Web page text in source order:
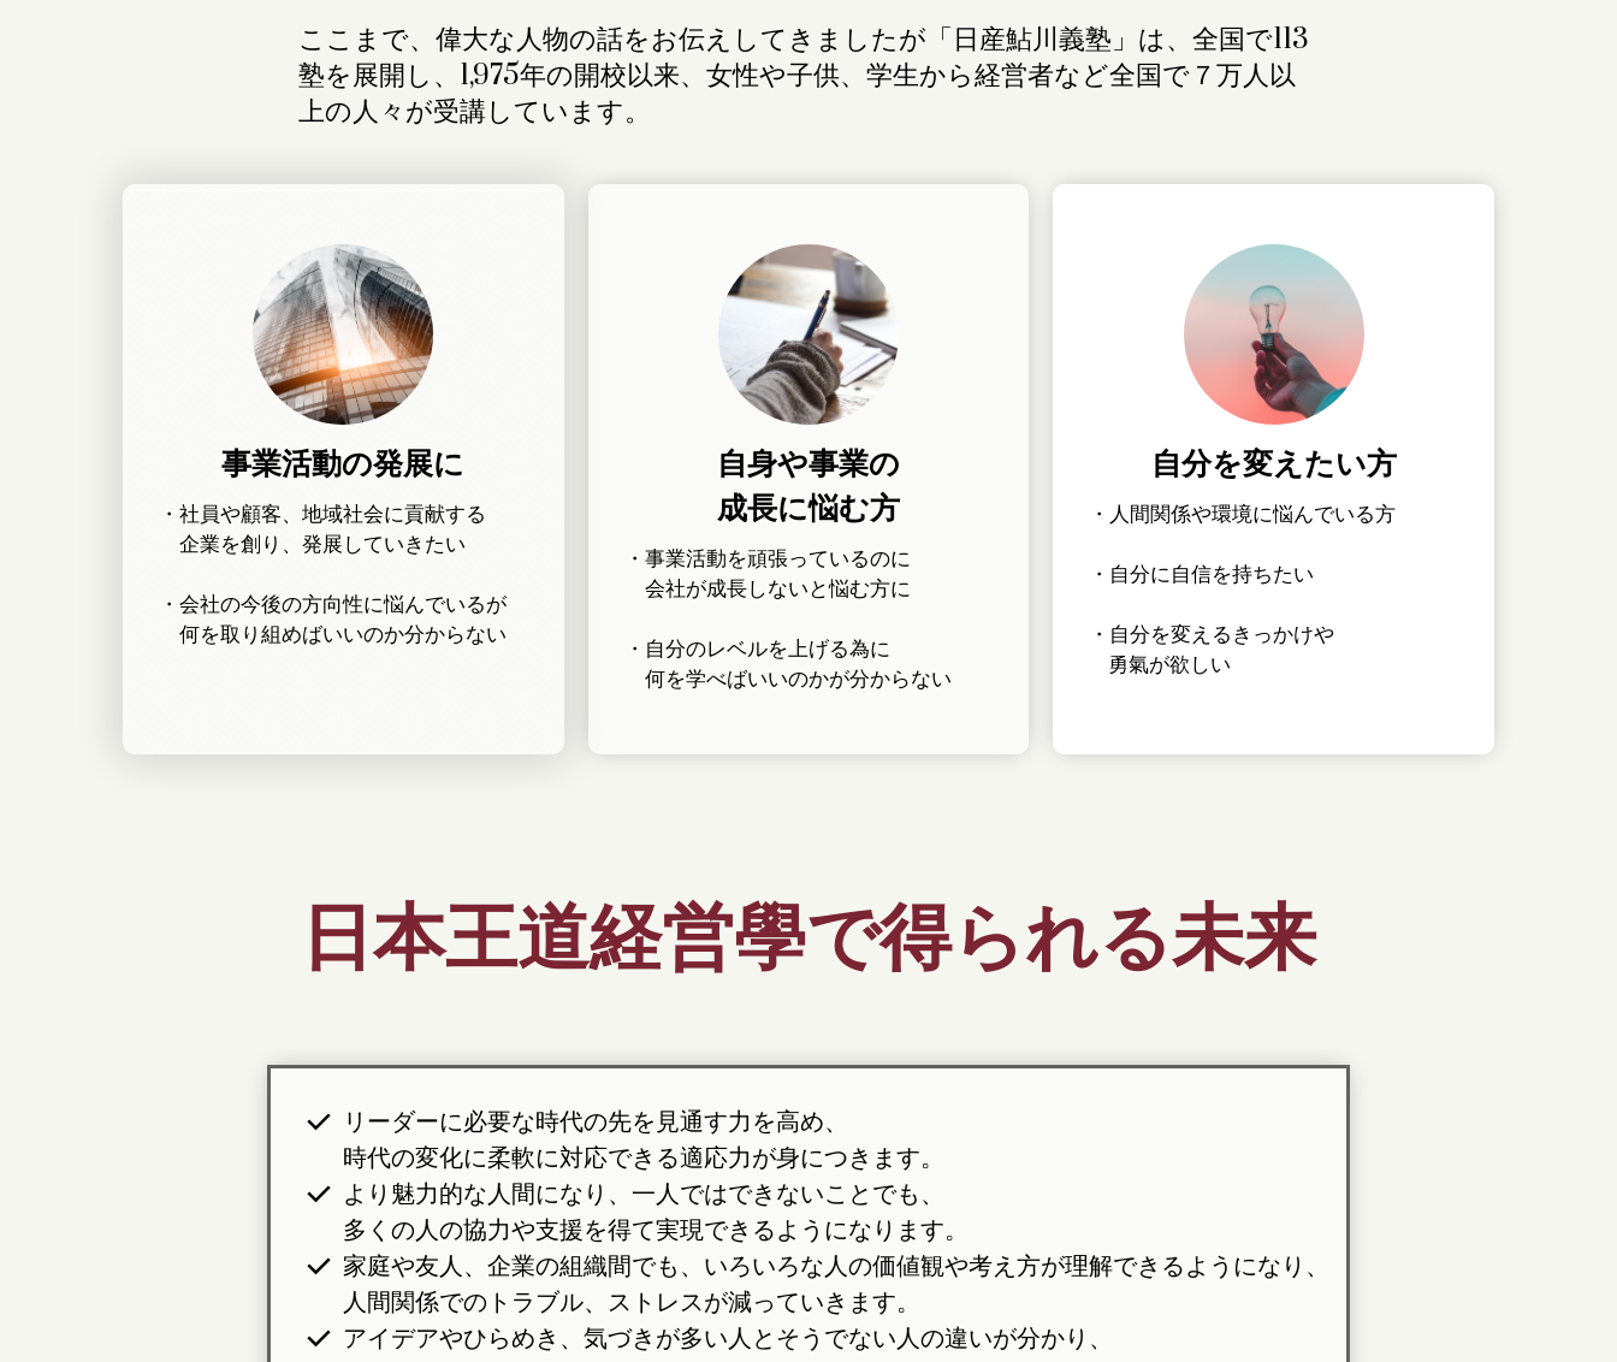
ここまで、偉大な人物の話をお伝えしてきましたが 「日産鮎川義塾」は、全国で113
塾を展開し、1,975年の開校以来、 女性や子供、学生から経営者など全国で７万人以
上の人々が受講しています。
事業活動の発展に
・社員や顧客、地域社会に貢献する
企業を創り、発展していきたい
・会社の今後の方向性に悩んでいるが
何を取り組めばいいのか分からない
自身や事業の
成長に悩む方
・事業活動を頑張っているのに
会社が成長しないと悩む方に
・自分のレベルを上げる為に
何を学べばいいのかが分からない
自分を変えたい方
・人間関係や環境に悩んでいる方
・自分に自信を持ちたい
・自分を変えるきっかけや
勇氣が欲しい
日本王道経営學で得られる未来
リーダーに必要な時代の先を見通す力を高め、
時代の変化に柔軟に対応できる適応力が身につきます。
より魅力的な人間になり、一人ではできないことでも、
多くの人の協力や支援を得て実現できるようになります。
家庭や友人、企業の組織間でも、いろいろな人の価値観や考え方が理解できるようになり、
人間関係でのトラブル、ストレスが減っていきます。
アイデアやひらめき、気づきが多い人とそうでない人の違いが分かり、